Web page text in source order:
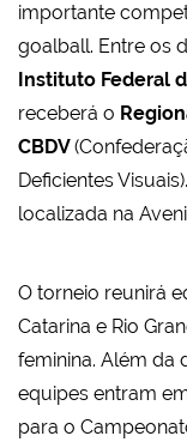
importante
goalball. Entre os
Instituto Federal
receberá o
CBDV
Deficientes
localizada na
O torneio reunirá
Catarina e Rio
feminina. Além da
equipes entram
para o